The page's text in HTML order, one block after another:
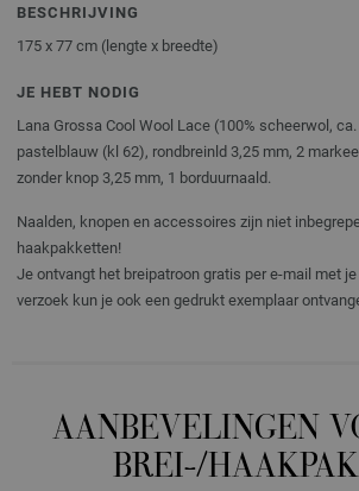
BESCHRIJVING
175 x 77 cm (lengte x breedte)
JE HEBT NODIG
Lana Grossa Cool Wool Lace (100% scheerwol,
pastelblauw (kl 62), rondbreinld 3,25 mm, 2
zonder knop 3,25 mm, 1 borduurnaald.
Naalden, knopen en accessoires zijn niet
haakpakketten!
Je ontvangt het breipatroon gratis per e-mail met
verzoek kun je ook een gedrukt exemplaar
AANBEVELINGEN
BREI-/